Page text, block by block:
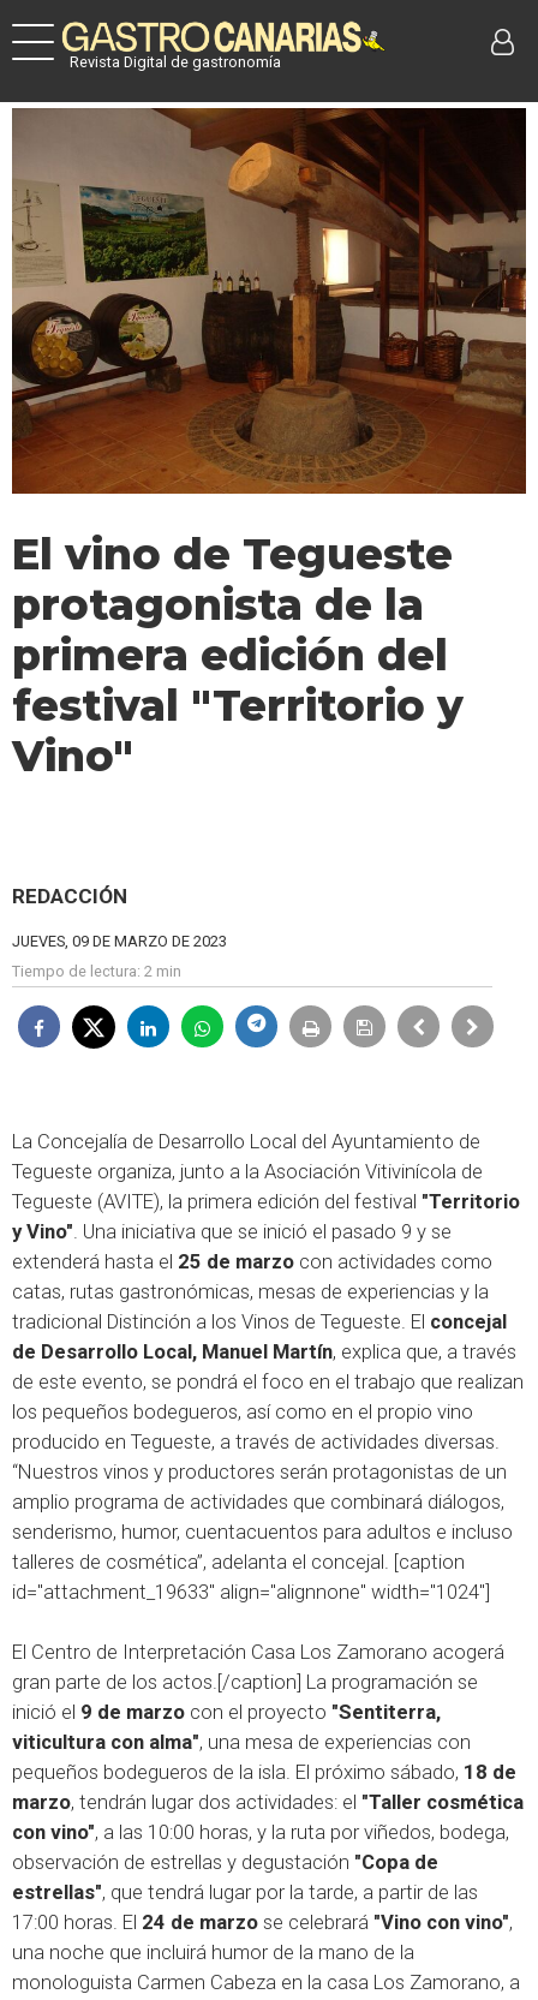
Revista Digital de gastronomía
El vino de Tegueste
protagonista de la
primera edición del
festival "Territorio y
Vino"
REDACCIÓN
JUEVES, 09 DE MARZO DE 2023
Tiempo de lectura: 2 min
La Concejalía de Desarrollo Local del Ayuntamiento de
Tegueste organiza, junto a la Asociación Vitivinícola de
Tegueste (AVITE), la primera edición del festival "Territorio
y Vino". Una iniciativa que se inició el pasado 9 y se
extenderá hasta el 25 de marzo con actividades como
catas, rutas gastronómicas, mesas de experiencias y la
tradicional Distinción a los Vinos de Tegueste. El concejal
de Desarrollo Local, Manuel Martín, explica que, a través
de este evento, se pondrá el foco en el trabajo que realizan
los pequeños bodegueros, así como en el propio vino
producido en Tegueste, a través de actividades diversas.
“Nuestros vinos y productores serán protagonistas de un
amplio programa de actividades que combinará diálogos,
senderismo, humor, cuentacuentos para adultos e incluso
talleres de cosmética”, adelanta el concejal. [caption
id="attachment_19633" align="alignnone" width="1024"]
El Centro de Interpretación Casa Los Zamorano acogerá
gran parte de los actos.[/caption] La programación se
inició el 9 de marzo con el proyecto "Sentiterra,
viticultura con alma", una mesa de experiencias con
pequeños bodegueros de la isla. El próximo sábado, 18 de
marzo, tendrán lugar dos actividades: el "Taller cosmética
con vino", a las 10:00 horas, y la ruta por viñedos, bodega,
observación de estrellas y degustación "Copa de
estrellas", que tendrá lugar por la tarde, a partir de las
17:00 horas. El 24 de marzo se celebrará "Vino con vino",
una noche que incluirá humor de la mano de la
monologuista Carmen Cabeza en la casa Los Zamorano, a